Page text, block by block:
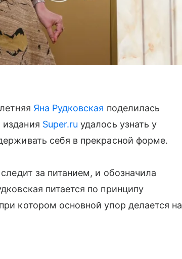
Яна Рудковская поделилась
Super.ru удалось узнать у
себя в прекрасной форме.
за питанием, и обозначила
питается по принципу
котором основной упор делается на